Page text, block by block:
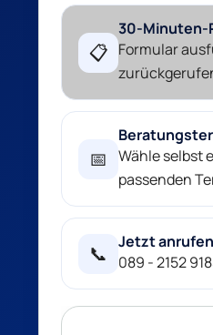
📋
30-Minuten-
Formular
📅
Wähle selbst
passenden
📞
Jetzt anrufen
089 - 2152